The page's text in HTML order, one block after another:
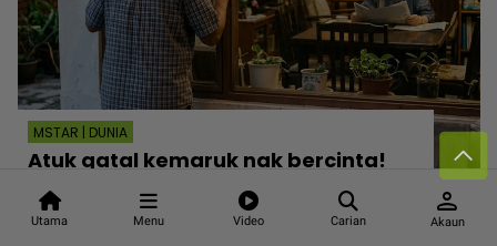
Utama Menu Video Carian
person
Akaun
MSTAR | DUNIA
Atuk gatal kemaruk nak bercinta!
Warga emas 81 tahun ditahan
menghendap ‘crush’ seusia